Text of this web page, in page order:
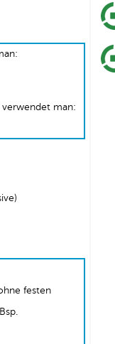
verwendet man:
festen